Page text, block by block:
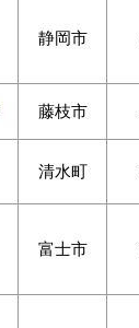
静岡市
藤枝市
清水町
富士市